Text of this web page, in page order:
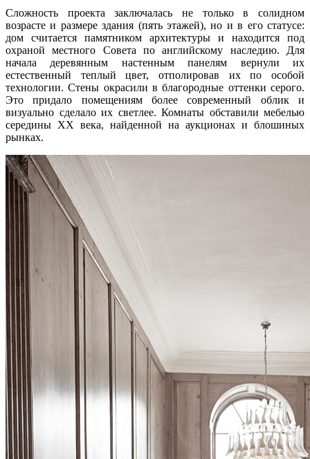
Сложность проекта заключалась не только в солидном
возрасте и размере здания (пять этажей), но и в его статусе:
дом считается памятником архитектуры и находится под
охраной местного Совета по английскому наследию. Для
начала деревянным настенным панелям вернули их
естественный теплый цвет, отполировав их по особой
технологии. Стены окрасили в благородные оттенки серого.
Это придало помещениям более современный облик и
визуально сделало их светлее. Комнаты обставили мебелью
середины XX века, найденной на аукционах и блошиных
рынках.